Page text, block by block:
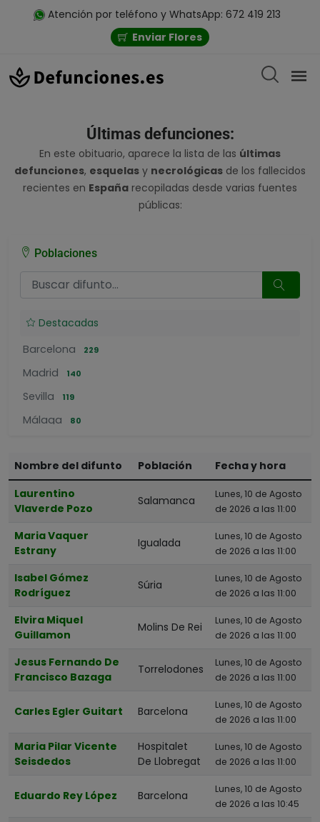
Atención por teléfono y WhatsApp: 672 419 213
Enviar Flores
Últimas defunciones:
En este obituario, aparece la lista de las últimas
defunciones, esquelas y necrológicas de los fallecidos
recientes en España recopiladas desde varias fuentes
públicas:
Poblaciones
Destacadas
Barcelona
229
Madrid 140
Sevilla 119
Málaga 80
Pamplona 58
Donostia-San Sebastian
Valladolid 52
Badalona 49
Hospitalet De Llobregat
POR PROVINCIAS
A Coruña
Álava
Albacete
Alicante
Almería
Ávila
Barcelona
Nombre del difunto Población
Fecha y hora
Laurentino
Vlaverde Pozo
Salamanca
Lunes, 10 de Agosto
de 2026 a las 11:00
Maria Vaquer
Estrany
Igualada
Lunes, 10 de Agosto
de 2026 a las 11:00
Isabel Gómez
Rodríguez
Súria
Lunes, 10 de Agosto
de 2026 a las 11:00
Elvira Miquel
Guillamon
Molins De Rei
Lunes, 10 de Agosto
de 2026 a las 11:00
Jesus Fernando De
Francisco Bazaga
Torrelodones
Lunes, 10 de Agosto
de 2026 a las 11:00
Carles Egler Guitart Barcelona
Lunes, 10 de Agosto
de 2026 a las 11:00
Maria Pilar Vicente
Seisdedos
Hospitalet
De Llobregat
Lunes, 10 de Agosto
de 2026 a las 11:00
Eduardo Rey López Barcelona
Lunes, 10 de Agosto
de 2026 a las 10:45